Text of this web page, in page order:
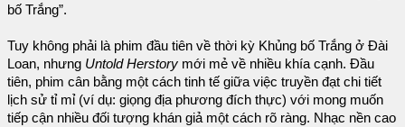
bố Trắng”.
Tuy không phải là phim đầu tiên về thời kỳ Khủng bố Trắng ở Đài
Loan, nhưng Untold Herstory mới mẻ về nhiều khía cạnh. Đầu
tiên, phim cân bằng một cách tinh tế giữa việc truyền đạt chi tiết
lịch sử tỉ mỉ (ví dụ: giọng địa phương đích thực) với mong muốn
tiếp cận nhiều đối tượng khán giả một cách rõ ràng. Nhạc nền cao